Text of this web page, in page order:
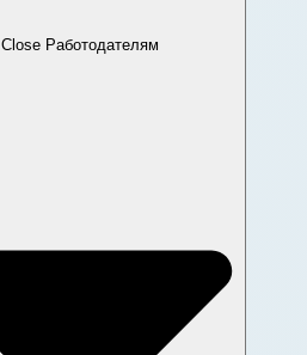
Close Работодателям